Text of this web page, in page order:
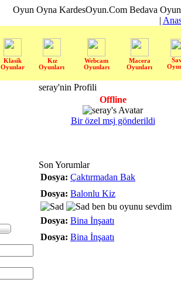
Oyun Oyna KardesOyun.Com Bedava
|
Klasik
Oyunlar
Kız
Oyunları
Webcam
Oyunları
Macera
Oyunları
seray'nin Profili
Offline
Bir özel msj gönderildi
Son Yorumlar
Dosya: Çaktırmadan Bak
Dosya: Balonlu Kiz
ben bu oyunu sevdim
Dosya: Bina İnşaatı
Dosya: Bina İnşaatı